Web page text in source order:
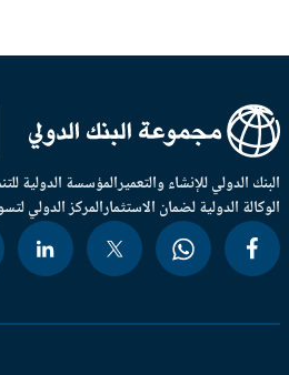
الدولي للإنشاء والتعميرالمؤسسة الدولية للتنمية
الدولية لضمان الاستثمارالمركز الدولي